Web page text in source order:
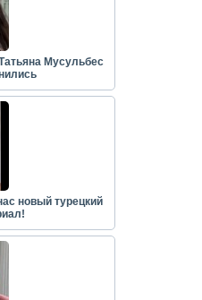
Мусульбес
новый турецкий